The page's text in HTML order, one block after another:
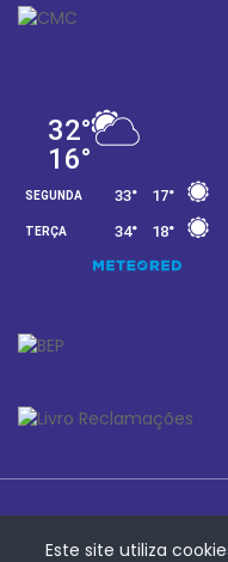
Este site utiliza